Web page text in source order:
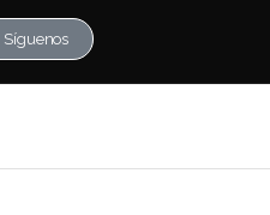
Síguenos